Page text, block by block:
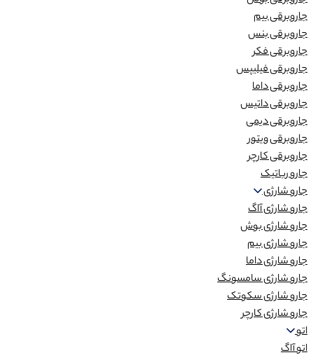
جاروبرقی بیم
جاروبرقی بنس
جاروبرقی فکر
جاروبرقی فیلیپس
جاروبرقی داما
جاروبرقی داتیس
جاروبرقی دیمی
جاروبرقی ویتور
جاروبرقی کارچر
جارو رباتیک
جارو شارژی
جارو شارژی آاگ
جارو شارژی بوش
جارو شارژی بیم
جارو شارژی داما
جارو شارژی سامسونگ
جارو شارژی سکوتک
جارو شارژی کارچر
اتو
اتو آاگ